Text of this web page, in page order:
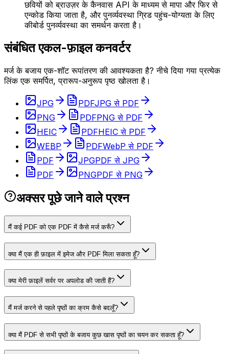
छवियों को ब्राउज़र के कैनवास API के माध्यम से मापा और फिर से
एन्कोड किया जाता है, और पुनर्व्यवस्था ग्रिड पहुंच-योग्यता के लिए
कीबोर्ड पुनर्व्यवस्था का समर्थन करता है।
संबंधित एकल-फ़ाइल कनवर्टर
मर्ज के बजाय एक-शॉट रूपांतरण की आवश्यकता है? नीचे दिया गया प्रत्येक
लिंक एक समर्पित, प्रारूप-अनुरूप पृष्ठ खोलता है।
JPG PDFJPG से PDF
PNG
PDFPNG से PDF
HEIC
PDFHEIC से PDF
WEBP
PDFWebP से PDF
PDF
JPGPDF से JPG
PDF
PNGPDF से PNG
अक्सर पूछे जाने वाले प्रश्न
मैं कई PDF को एक PDF में कैसे मर्ज करूँ?
क्या मैं एक ही फ़ाइल में इमेज और PDF मिला सकता हूँ?
क्या मेरी फ़ाइलें सर्वर पर अपलोड की जाती हैं?
मैं मर्ज करने से पहले पृष्ठों का क्रम कैसे बदलूँ?
क्या मैं PDF से सभी पृष्ठों के बजाय कुछ खास पृष्ठों का चयन कर सकता हूँ?